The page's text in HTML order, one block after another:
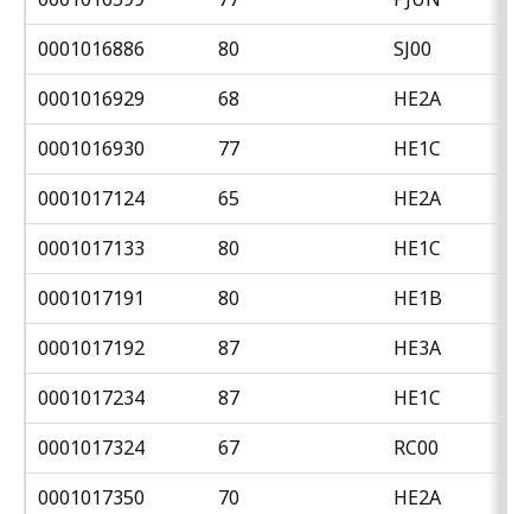
0001016886
80
SJ00
0001016929
68
HE2A
0001016930
77
HE1C
0001017124
65
HE2A
0001017133
80
HE1C
0001017191
80
HE1B
0001017192
87
HE3A
0001017234
87
HE1C
0001017324
67
RC00
0001017350
70
HE2A